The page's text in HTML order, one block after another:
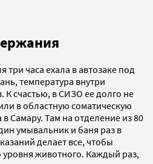
три часа ехала в автозаке под
температура внутри
К счастью, в СИЗО ее долго не
в областную соматическую
Самару. Там на отделение из 80
умывальник и баня раз в
делает все, чтобы
уровня животного. Каждый раз,